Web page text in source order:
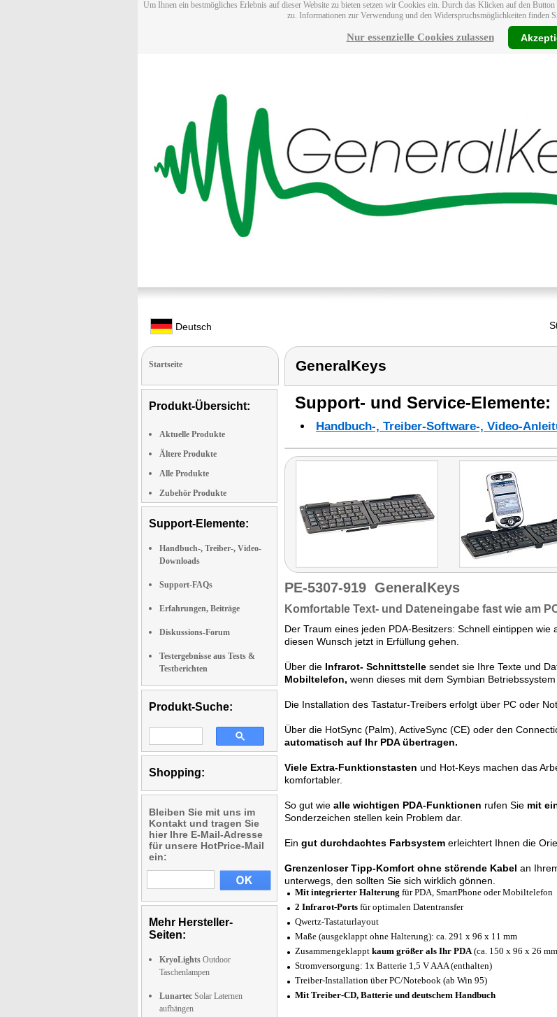
Um Ihnen ein bestmögliches Erlebnis auf dieser Website zu bieten setzen wir Cookies ein. Durch das Klicken auf den
zu. Informationen zur Verwendung und den Widerspruchsmöglichkeiten finden
Nur essenzielle Cookies zulassen
Deutsch
Startseite
Produkt-Übersicht:
Aktuelle Produkte
Ältere Produkte
Alle Produkte
Zubehör Produkte
Support-Elemente:
Handbuch-, Treiber-, Video-
Downloads
Support-FAQs
Erfahrungen, Beiträge
Diskussions-Forum
Testergebnisse aus Tests &
Testberichten
Produkt-Suche:
Shopping:
Bleiben Sie mit uns im
Kontakt und tragen Sie
hier Ihre E-Mail-Adresse
für unsere HotPrice-Mail
ein:
Mehr Hersteller-
Seiten:
KryoLights Outdoor
Taschenlampen
Lunartec Solar Laternen
aufhängen
GeneralKeys
Support- und Service-Elemente:
Handbuch-, Treiber-Software-, Video-
PE-5307-919 GeneralKeys
Komfortable Text- und Dateneingabe fast wie am
Der Traum eines jeden PDA-Besitzers: Schnell eintippen wie
diesen Wunsch jetzt in Erfüllung gehen.
Über die Infrarot- Schnittstelle sendet sie Ihre Texte und
Mobiltelefon, wenn dieses mit dem Symbian Betriebssystem
Die Installation des Tastatur-Treibers erfolgt über PC oder
Über die HotSync (Palm), ActiveSync (CE) oder den
automatisch auf Ihr PDA übertragen.
Viele Extra-Funktionstasten und Hot-Keys machen das
komfortabler.
So gut wie alle wichtigen PDA-Funktionen rufen Sie mit
Sonderzeichen stellen kein Problem dar.
Ein gut durchdachtes Farbsystem erleichtert Ihnen die
Grenzenloser Tipp-Komfort ohne störende Kabel an
unterwegs, den sollten Sie sich wirklich gönnen.
Mit integrierter Halterung für PDA, SmartPhone oder Mobiltelefon
2 Infrarot-Ports für optimalen Datentransfer
Qwertz-Tastaturlayout
Maße (ausgeklappt ohne Halterung): ca. 291 x 96 x 11 mm
Zusammengeklappt kaum größer als Ihr PDA(ca. 150 x 96 x 26
Stromversorgung: 1x Batterie 1,5 V AAA (enthalten)
Treiber-Installation über PC/Notebook (ab Win 95)
Mit Treiber-CD, Batterie und deutschem Handbuch